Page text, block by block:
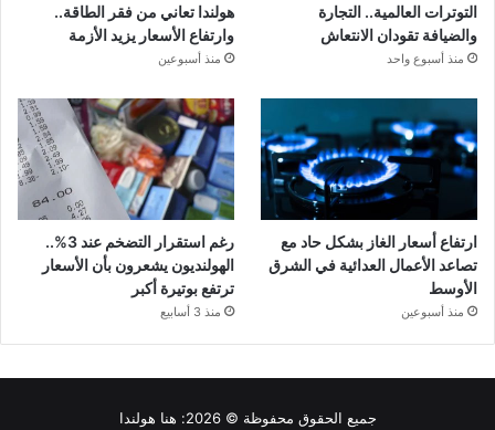
التوترات العالمية.. التجارة
والضيافة تقودان الانتعاش
منذ أسبوع واحد
هولندا تعاني من فقر الطاقة..
وارتفاع الأسعار يزيد الأزمة
منذ أسبوعين
ارتفاع أسعار الغاز بشكل حاد مع
تصاعد الأعمال العدائية في الشرق
الأوسط
منذ أسبوعين
رغم استقرار التضخم عند 3%..
الهولنديون يشعرون بأن الأسعار
ترتفع بوتيرة أكبر
منذ 3 أسابيع
جميع الحقوق محفوظة © 2026: هنا هولندا